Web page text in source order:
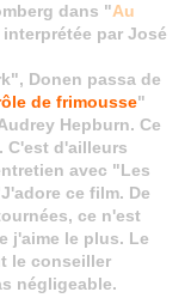
dans "Au
par José
Donen passa de
de frimousse"
Hepburn. Ce
C'est d'ailleurs
avec "Les
ce film. De
ce n'est
j'aime le plus. Le
le conseiller
négligeable.